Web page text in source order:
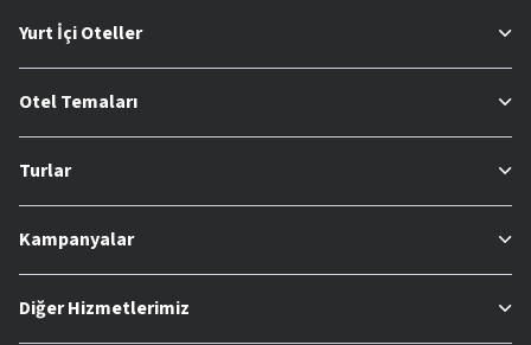
Yurt İçi Oteller
Otel Temaları
Turlar
Kampanyalar
Diğer Hizmetlerimiz